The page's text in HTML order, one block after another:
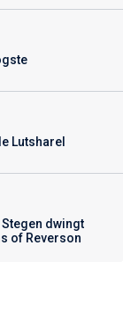
Lutsharel
dwingt
of Reverson